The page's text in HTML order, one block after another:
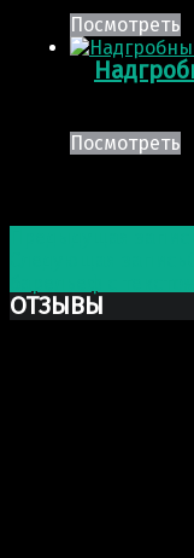
Посмотреть
Посмотреть
ОТЗЫВЫ